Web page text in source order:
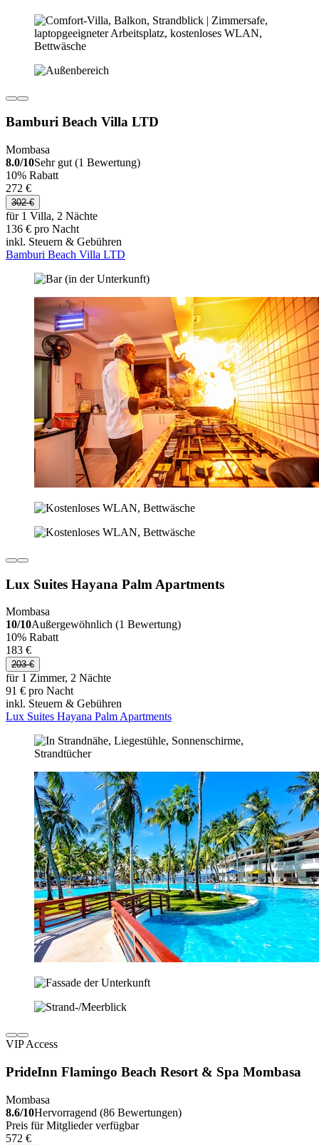
Bamburi Beach Villa LTD
Mombasa
8.0/10Sehr gut (1 Bewertung)
10% Rabatt
272 €
302 €
für 1 Villa, 2 Nächte
136 € pro Nacht
inkl. Steuern & Gebühren
Bamburi Beach Villa LTD
Lux Suites Hayana Palm Apartments
Mombasa
10/10Außergewöhnlich (1 Bewertung)
10% Rabatt
183 €
203 €
für 1 Zimmer, 2 Nächte
91 € pro Nacht
inkl. Steuern & Gebühren
Lux Suites Hayana Palm Apartments
VIP Access
PrideInn Flamingo Beach Resort & Spa Mombasa
Mombasa
8.6/10Hervorragend (86 Bewertungen)
Preis für Mitglieder verfügbar
572 €